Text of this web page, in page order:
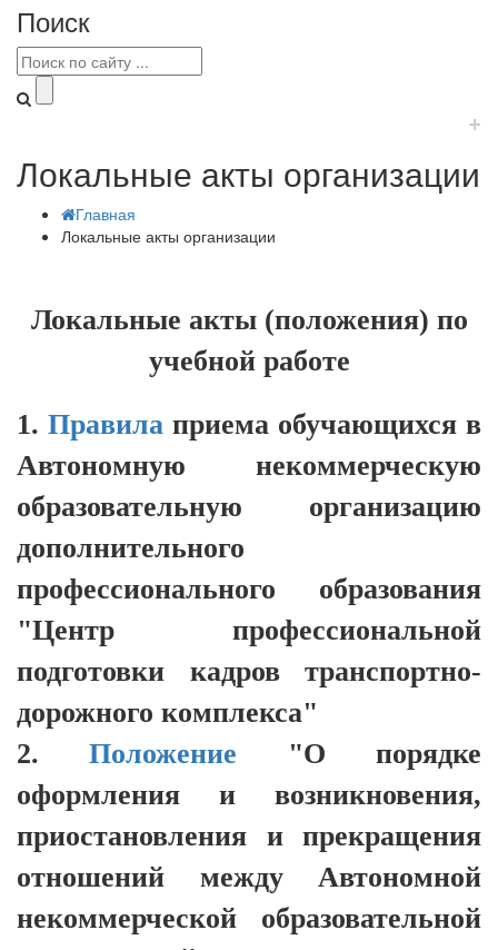
Поиск
+
Локальные акты организации
Главная
Локальные акты организации
Локальные акты (положения) по
учебной работе
1. Правила приема обучающихся в
Автономную некоммерческую
образовательную организацию
дополнительного
профессионального образования
"Центр профессиональной
подготовки кадров транспортно-
дорожного комплекса"
2.Положение "О порядке
оформления и возникновения,
приостановления и прекращения
отношений между Автономной
некоммерческой образовательной